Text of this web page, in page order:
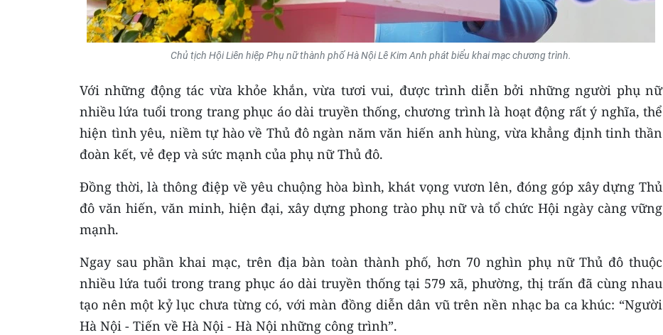
Chủ tịch Hội Liên hiệp Phụ nữ thành phố Hà Nội Lê Kim Anh phát biểu khai mạc chương trình.
Với những động tác vừa khỏe khắn, vừa tươi vui, được trình diễn bởi những người phụ nữ
nhiều lứa tuổi trong trang phục áo dài truyền thống, chương trình là hoạt động rất ý nghĩa, thể
hiện tình yêu, niềm tự hào về Thủ đô ngàn năm văn hiến anh hùng, vừa khẳng định tinh thần
đoàn kết, vẻ đẹp và sức mạnh của phụ nữ Thủ đô.
Đồng thời, là thông điệp về yêu chuộng hòa bình, khát vọng vươn lên, đóng góp xây dựng Thủ
đô văn hiến, văn minh, hiện đại, xây dựng phong trào phụ nữ và tổ chức Hội ngày càng vững
mạnh.
Ngay sau phần khai mạc, trên địa bàn toàn thành phố, hơn 70 nghìn phụ nữ Thủ đô thuộc
nhiều lứa tuổi trong trang phục áo dài truyền thống tại 579 xã, phường, thị trấn đã cùng nhau
tạo nên một kỷ lục chưa từng có, với màn đồng diễn dân vũ trên nền nhạc ba ca khúc: “Người
Hà Nội - Tiến về Hà Nội - Hà Nội những công trình”.